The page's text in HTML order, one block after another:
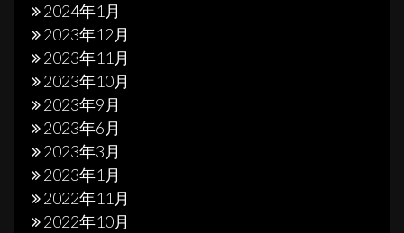
2024年1月
2023年12月
2023年11月
2023年10月
2023年9月
2023年6月
2023年3月
2023年1月
2022年11月
2022年10月